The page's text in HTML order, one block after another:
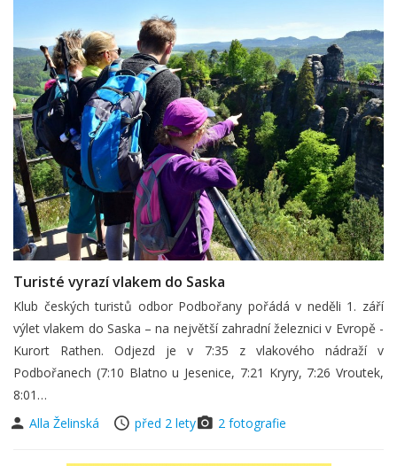
Turisté vyrazí vlakem do Saska
Klub českých turistů odbor Podbořany pořádá v neděli 1. září
výlet vlakem do Saska – na největší zahradní železnici v Evropě -
Kurort Rathen. Odjezd je v 7:35 z vlakového nádraží v
Podbořanech (7:10 Blatno u Jesenice, 7:21 Kryry, 7:26 Vroutek,
8:01…
Alla Želinská
před 2 lety 2 fotografie